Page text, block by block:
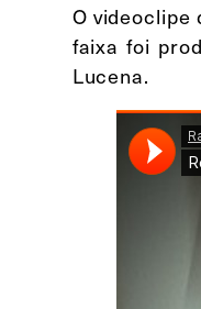
O videoclipe
faixa foi
Lucena.